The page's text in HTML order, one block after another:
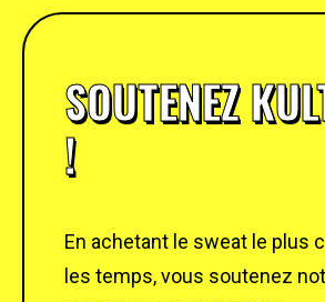
SOUTENEZ
!
En achetant le sweat le plus
les temps, vous soutenez